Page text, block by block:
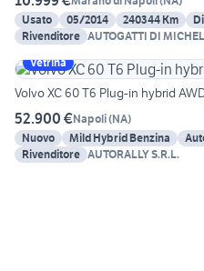
Usato
05/2014 240344 Km
Rivenditore AUTOGATTI DI
Vetrina
Volvo XC 60 T6 Plug-in hybrid
52.900 €Napoli(NA)
Nuovo
Mild Hybrid Benzina
Rivenditore AUTORALLY S.R.L.